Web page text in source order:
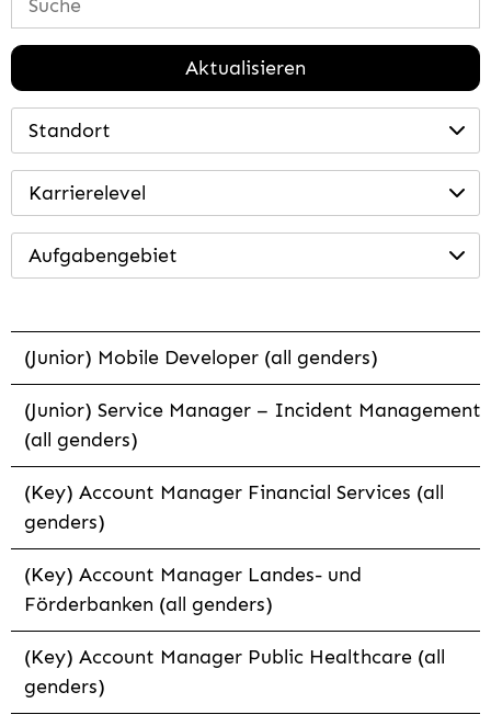
Aktualisieren
Standort
Karrierelevel
Aufgabengebiet
(Junior) Mobile Developer (all genders)
(Junior) Service Manager – Incident Management
(all genders)
(Key) Account Manager Financial Services (all
genders)
(Key) Account Manager Landes- und
Förderbanken (all genders)
(Key) Account Manager Public Healthcare (all
genders)